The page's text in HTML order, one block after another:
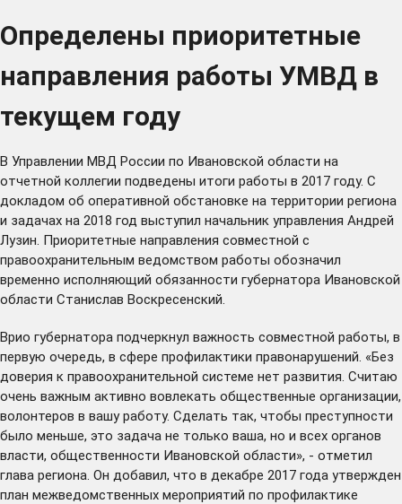
Определены приоритетные
направления работы УМВД в
текущем году
В Управлении МВД России по Ивановской области на
отчетной коллегии подведены итоги работы в 2017 году. С
докладом об оперативной обстановке на территории региона
и задачах на 2018 год выступил начальник управления Андрей
Лузин. Приоритетные направления совместной с
правоохранительным ведомством работы обозначил
временно исполняющий обязанности губернатора Ивановской
области Станислав Воскресенский.
Врио губернатора подчеркнул важность совместной работы, в
первую очередь, в сфере профилактики правонарушений. «Без
доверия к правоохранительной системе нет развития. Считаю
очень важным активно вовлекать общественные организации,
волонтеров в вашу работу. Сделать так, чтобы преступности
было меньше, это задача не только ваша, но и всех органов
власти, общественности Ивановской области», - отметил
глава региона. Он добавил, что в декабре 2017 года утвержден
план межведомственных мероприятий по профилактике